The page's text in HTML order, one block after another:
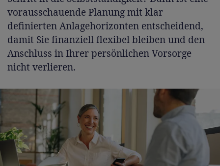
vorausschauende Planung mit klar
definierten Anlagehorizonten entscheidend,
damit Sie finanziell flexibel bleiben und den
Anschluss in Ihrer persönlichen Vorsorge
nicht verlieren.